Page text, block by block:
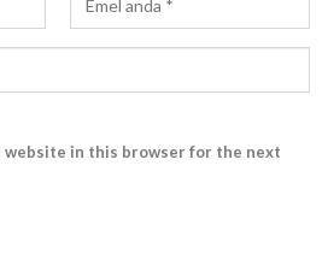
website in this browser for the next